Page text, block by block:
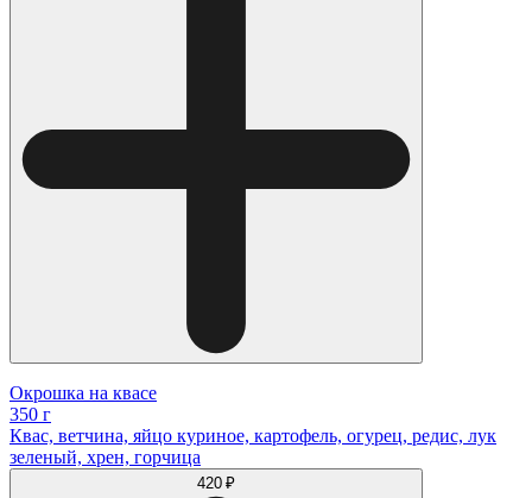
Окрошка на квасе
350 г
Квас, ветчина, яйцо куриное, картофель, огурец, редис, лук
зеленый, хрен, горчица
420 ₽